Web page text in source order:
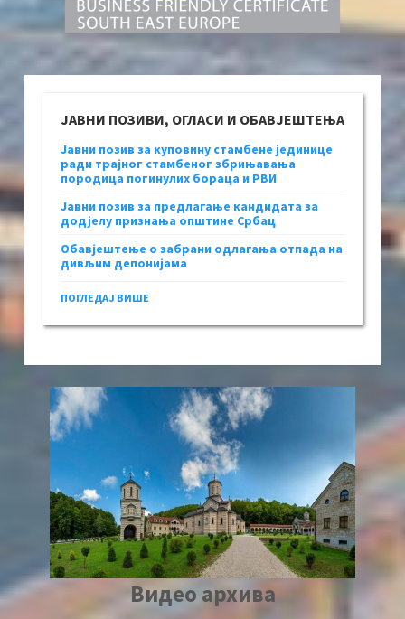
ЈАВНИ ПОЗИВИ, ОГЛАСИ И ОБАВЈЕШТЕЊА
Јавни позив за куповину стамбене јединице
ради трајног стамбеног збрињавања
породица погинулих бораца и РВИ
Јавни позив за предлагање кандидата за
додјелу признања општине Србац
Обавјештење о забрани одлагања отпада на
дивљим депонијама
ПОГЛЕДАЈ ВИШЕ
Видео архива